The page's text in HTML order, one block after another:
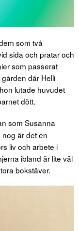
som två
sida och pratar och
som passerat
där Helli
lutade huvudet
dött.
som Susanna
är det en
liv och arbete i
ibland är lite väl
bokstäver.